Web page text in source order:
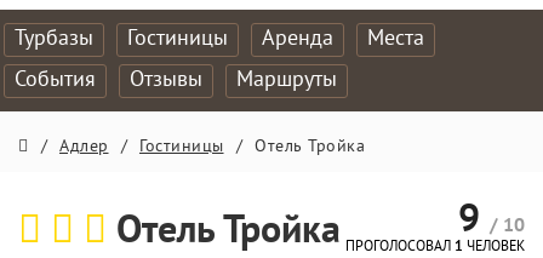
Турбазы Гостиницы Аренда
Места
События
Отзывы Маршруты
/ Адлер / Гостиницы / Отель Тройка
Отель Тройка 9 / 10
ПРОГОЛОСОВАЛ 1 ЧЕЛОВЕК